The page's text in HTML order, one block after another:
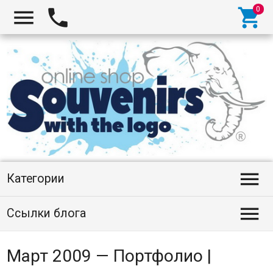
  
Категории 
Ссылки блога 
Март 2009 — Портфолио |